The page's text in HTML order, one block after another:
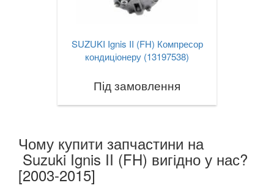
SUZUKI Ignis II (FH) Компресор
кондиціонеру (13197538)
Під замовлення
Чому купити запчастини на
Suzuki Ignis II (FH) вигідно у нас?
[2003-2015]